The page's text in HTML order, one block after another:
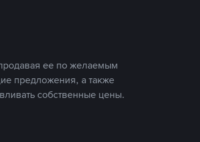
ее по желаемым
предложения, а также
собственные цены.